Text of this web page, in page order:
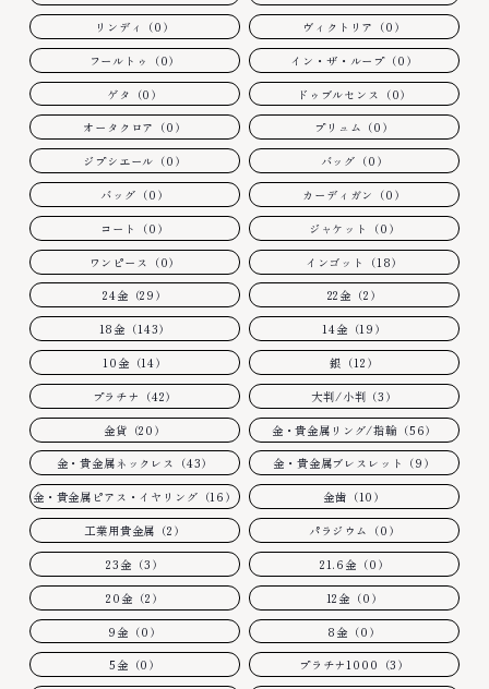
リンディ（0） ヴィクトリア（0）
フールトゥ（0） イン・ザ・ループ（0）
ゲタ（0） ドゥブルセンス（0）
オータクロア（0） プリュム（0）
ジプシエール（0） バッグ（0）
バッグ（0） カーディガン（0）
コート（0） ジャケット（0）
ワンピース（0） インゴット（18）
24金（29） 22金（2）
18金（143） 14金（19）
10金（14） 銀（12）
プラチナ（42） 大判/小判（3）
金貨（20） 金・貴金属リング/指輪（56）
金・貴金属ネックレス（43） 金・貴金属ブレスレット（9）
金・貴金属ピアス・イヤリング（16） 金歯（10）
工業用貴金属（2） パラジウム（0）
23金（3） 21.6金（0）
20金（2） 12金（0）
9金（0） 8金（0）
5金（0） プラチナ1000（3）